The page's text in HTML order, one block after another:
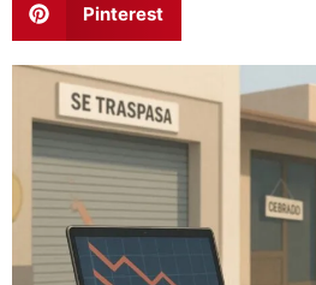
Pinterest